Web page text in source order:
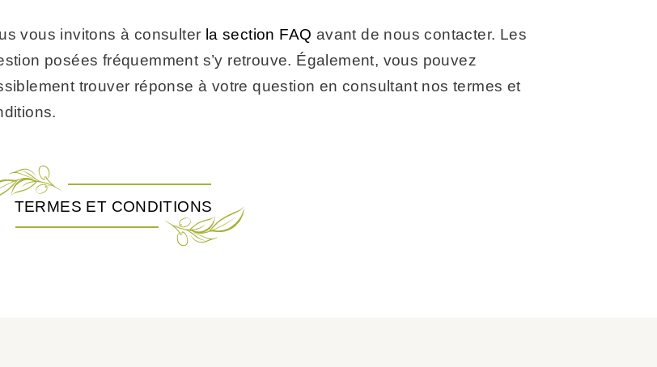
vous invitons à consulter la section FAQ avant de nous contacter. Les
posées fréquemment s’y retrouve. Également, vous pouvez
trouver réponse à votre question en consultant nos termes et
TERMES ET CONDITIONS